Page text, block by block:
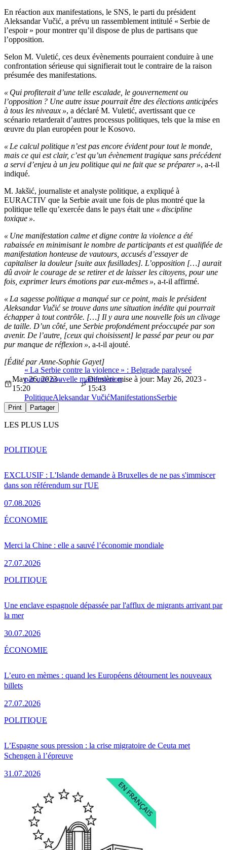
En réaction aux manifestations, le SNS, le parti du président
Aleksandar Vučić, a prévu un rassemblement intitulé « Serbie de
l’espoir » pour montrer qu’il dispose de plus de partisans que
l’opposition.
Selon M. Vuletić, ces deux évènements pourraient conduire à une
confrontation sérieuse qui signifierait tout le contraire de la raison
présumée des manifestations.
« Qui profiterait d’une telle escalade, le gouvernement ou
l’opposition ? Une autre issue pourrait être des élections anticipées
à tous les niveaux », a déclaré M. Vuletić, avertissant que ce
scénario retarderait d’autres processus politiques, tels que la mise en
œuvre du plan européen pour le Kosovo.
« Le calcul politique n’est pas encore évident pour tout le monde,
mais ce qui est clair, c’est qu’un évènement tragique sans précédent
a servi d’enjeu à un jeu politique qui ne fait que se préparer », a-t-il
indiqué.
M. Jakšić, journaliste et analyste politique, a expliqué à
EURACTIV que la Serbie avait une fois de plus montré que la
politique telle qu’exercée dans le pays était une « discipline
toxique ».
« Une manifestation calme et digne contre la violence a été
rabaissée en minimisant le nombre de participants et est qualifiée de
manifestation honteuse de vautours, accusés d’essayer de
capitaliser la douleur [suite aux fusillades]. L’opposition […] aurait
dû avoir le courage de se retirer et de laisser les citoyens, pour une
fois, exprimer leurs émotions par eux-mêmes », a-t-il affirmé.
« La sagesse politique a manqué sur ce point, mais le président
Aleksandar Vučić se trouve dans une situation inédite qui pourrait
échapper à tout contrôle. […] Il y aura une nouvelle fois un clivage
de taille. D’un côté, une Serbie profondément préoccupée par son
avenir. De l’autre, [ceux qui choisissent] le passé par peur ou par
pur manque de réflexion », a-t-il ajouté.
« La Serbie contre la violence » : Belgrade paralyseé
par une nouvelle manifestation
[Édité par Anne-Sophie Gayet]
May 26, 2023 -
15:20
Dernière mise à jour: May 26, 2023 -
15:43
PolitiqueAleksandar VučićManifestationsSerbie
Print Partager
LES PLUS LUS
EXCLUSIF : L'Islande demande à Bruxelles de ne pas s'immiscer
dans son référendum sur l'UE
07.08.2026
POLITIQUE
Merci la Chine : elle a sauvé l’économie mondiale
27.07.2026
ÉCONOMIE
Une enclave espagnole dépassée par l'afflux de migrants arrivant par
la mer
30.07.2026
POLITIQUE
L’euro en mèmes : quand les Européens détournent les nouveaux
billets
27.07.2026
ÉCONOMIE
L’Espagne sous pression : la crise migratoire de Ceuta met
Schengen à l’épreuve
31.07.2026
POLITIQUE